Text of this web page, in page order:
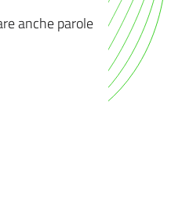
anche parole